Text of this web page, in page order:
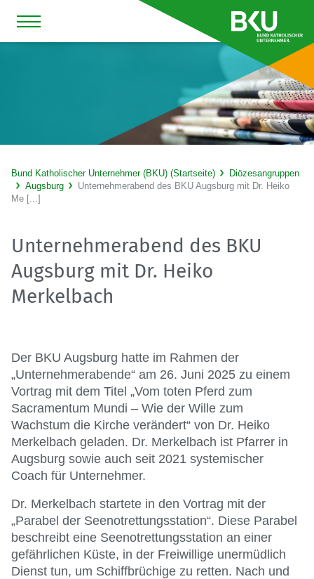
Bund Katholischer Unternehmer (BKU) (Startseite)
Diözesangruppen
Augsburg
Unternehmerabend des BKU Augsburg mit Dr. Heiko
Me [...]
Unternehmerabend des BKU
Augsburg mit Dr. Heiko
Merkelbach
Der BKU Augsburg hatte im Rahmen der
„Unternehmerabende“ am 26. Juni 2025 zu einem
Vortrag mit dem Titel „Vom toten Pferd zum
Sacramentum Mundi – Wie der Wille zum
Wachstum die Kirche verändert“ von Dr. Heiko
Merkelbach geladen. Dr. Merkelbach ist Pfarrer in
Augsburg sowie auch seit 2021 systemischer
Coach für Unternehmer.
Dr. Merkelbach startete in den Vortrag mit der
„Parabel der Seenotrettungsstation“. Diese Parabel
beschreibt eine Seenotrettungsstation an einer
gefährlichen Küste, in der Freiwillige unermüdlich
Dienst tun, um Schiffbrüchige zu retten. Nach und